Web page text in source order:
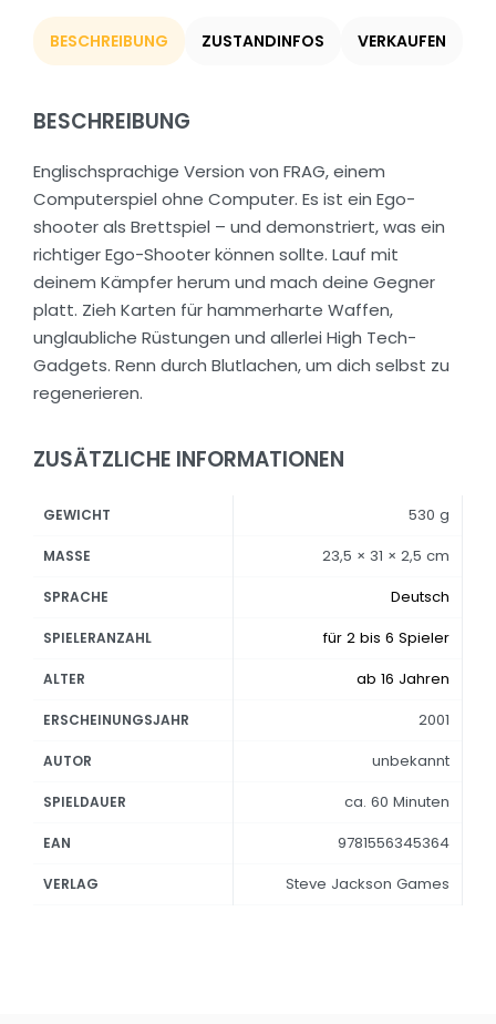
BESCHREIBUNG ZUSTANDINFOS VERKAUFEN
BESCHREIBUNG
Englischsprachige Version von FRAG, einem
Computerspiel ohne Computer. Es ist ein Ego-
shooter als Brettspiel – und demonstriert, was ein
richtiger Ego-Shooter können sollte. Lauf mit
deinem Kämpfer herum und mach deine Gegner
platt. Zieh Karten für hammerharte Waffen,
unglaubliche Rüstungen und allerlei High Tech-
Gadgets. Renn durch Blutlachen, um dich selbst zu
regenerieren.
ZUSÄTZLICHE INFORMATIONEN
GEWICHT 530 g
MASSE 23,5 × 31 × 2,5 cm
SPRACHE Deutsch
SPIELERANZAHL für 2 bis 6 Spieler
ALTER ab 16 Jahren
ERSCHEINUNGSJAHR 2001
AUTOR unbekannt
SPIELDAUER ca. 60 Minuten
EAN 9781556345364
VERLAG Steve Jackson Games